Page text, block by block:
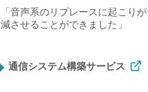
「音声系のリプレースに起こり
減させることができました」
通信システム構築サービス